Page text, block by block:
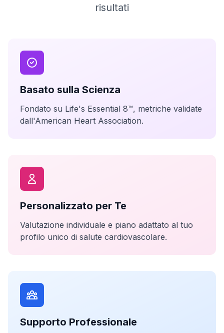
risultati
Basato sulla Scienza
Fondato su Life's Essential 8™, metriche validate
dall'American Heart Association.
Personalizzato per Te
Valutazione individuale e piano adattato al tuo
profilo unico di salute cardiovascolare.
Supporto Professionale